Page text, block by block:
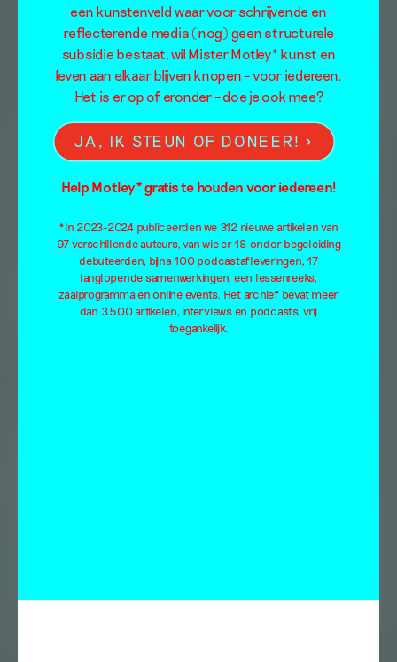
een kunstenveld waar voor schrijvende en
reflecterende media (nog) geen structurele
subsidie bestaat, wil Mister Motley* kunst en
leven aan elkaar blijven knopen – voor iedereen.
Het is er op of eronder – doe je ook mee?
JA, IK STEUN OF DONEER!
Help Motley* gratis te houden voor iedereen!
*In 2023-2024 publiceerden we 312 nieuwe artikelen van
97 verschillende auteurs, van wie er 18 onder begeleiding
debuteerden, bijna 100 podcastafleveringen, 17
langlopende samenwerkingen, een lessenreeks,
zaalprogramma en online events. Het archief bevat meer
dan 3.500 artikelen, interviews en podcasts, vrij
toegankelijk.